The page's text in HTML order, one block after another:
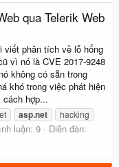
qua Telerik Web
viết phân tích về lỗ hổng
vì nó là CVE 2017-9248
không có sẵn trong
khó trong việc phát hiện
cách hợp...
asp.net
hacking
luận: 9
Diễn đàn: